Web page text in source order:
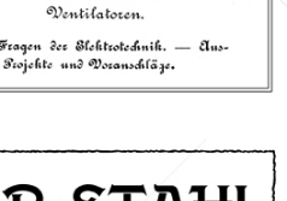
Bild-ID: 66543